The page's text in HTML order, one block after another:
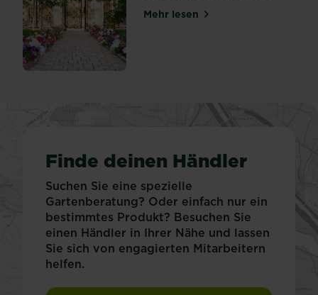
Mehr lesenüber Was sind Grundstoffe?
Finde deinen Händler
Suchen Sie eine spezielle
Gartenberatung? Oder einfach nur ein
bestimmtes Produkt? Besuchen Sie
einen Händler in Ihrer Nähe und lassen
Sie sich von engagierten Mitarbeitern
helfen.